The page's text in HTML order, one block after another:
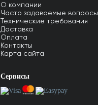
О компании
Часто задаваемые вопросы
Технические требования
Доставка
Оплата
Контакты
Карта сайта
Сервисы